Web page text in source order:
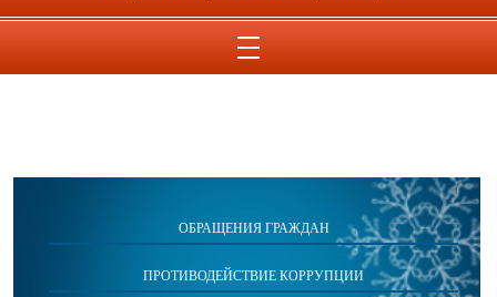
ОБРАЩЕНИЯ ГРАЖДАН
ПРОТИВОДЕЙСТВИЕ КОРРУПЦИИ